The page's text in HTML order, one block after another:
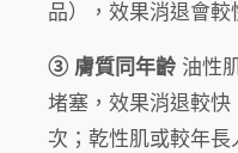
品），效果消退會較
③ 膚質同年齡 油性
堵塞，效果消退較
次；乾性肌或較年